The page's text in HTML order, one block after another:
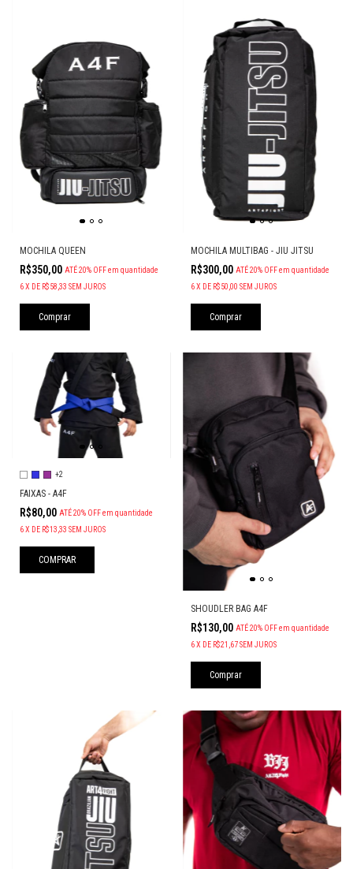
MOCHILA QUEEN
R$350,00 ATÉ 20% OFFem quantidade
6X DE R$58,33 SEM JUROS
MOCHILA MULTIBAG - JIU JITSU
R$300,00 ATÉ 20% OFF em quantidade
6 X DE R$50,00 SEM JUROS
+2
FAIXAS - A4F
R$80,00 ATÉ 20% OFFem quantidade
6X DE R$13,33 SEM JUROS
COMPRAR
SHOUDLER BAG A4F
R$130,00 ATÉ 20% OFF em quantidade
6 X DE R$21,67 SEM JUROS